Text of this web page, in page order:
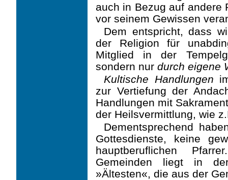
auch in Bezug auf andere
vor seinem Gewissen
Dem entspricht, dass
der Religion für
Mitglied in der
sondern nur durch eigene
Kultische Handlungen
zur Vertiefung der
Handlungen mit
der Heilsvermittlung, wie
Dementsprechend
Gottesdienste, keine
hauptberuflichen
Gemeinden liegt in
»Ältesten«, die aus der